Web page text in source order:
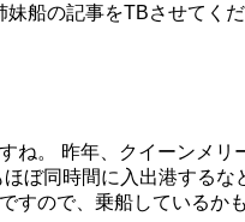
船の記事をTBさせてくだ
。 昨年、クイーンメリ
ぼ同時間に入出港する
すので、乗船しているか